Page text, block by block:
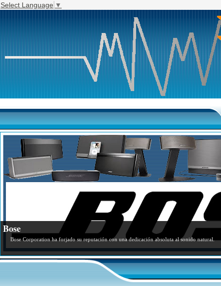
Select Language ▼
Bose
Bose Corporation ha forjado su reputación con una dedicación absoluta al sonido natural.